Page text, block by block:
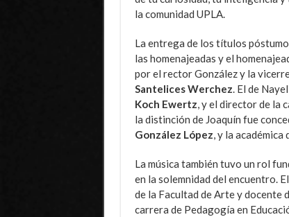
la comunidad UPLA.
La entrega de los títulos
las homenajeadas y el
por el rector González y la
Santelices Werchez . El de
Koch Ewertz , y el director de la
la distinción de Joaquín fue
González López , y la
La música también tuvo un rol
en la solemnidad del encuentro.
de la Facultad de Arte y docente
carrera de Pedagogía en